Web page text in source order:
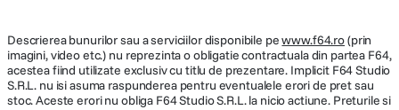
Management: Aplicatie
Alimentare: 12 v / 2 A
Dimensiune (mm): 67 x 67 x 186 mm
Wi-Fi Dual Band
IP66
Descrierea bunurilor sau a serviciilor disponibile pewww.f64.ro(prin
imagini, video etc.) nu reprezinta o obligatie contractuala din partea F64,
acestea fiind utilizate exclusiv cu titlu de prezentare. Implicit F64 Studio
S.R.L. nu isi asuma raspunderea pentru eventualele erori de pret sau
stoc. Aceste erori nu obliga F64 Studio S.R.L. la nicio actiune. Preturile si